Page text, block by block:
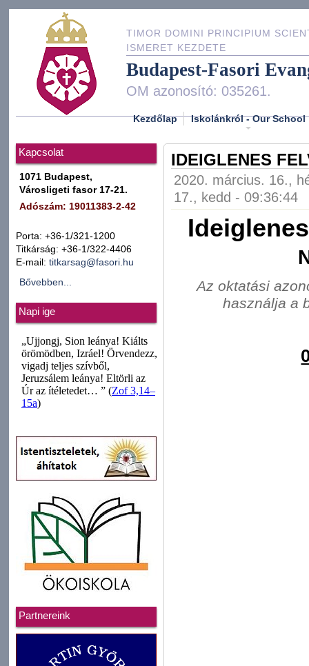
TIMOR DOMINI PRINCIPIUM
ISMERET KEZDETE
Budapest-Fasori
OM azonosító: 035261.
Kezdőlap Iskolánkról - Our School
Kapcsolat
1071 Budapest,
Városligeti fasor 17-21.
Adószám: 19011383-2-42
Porta: +36-1/321-1200
Titkárság: +36-1/322-4406
E-mail: titkarsag@fasori.hu
Bővebben...
Napi ige
Partnereink
IDEIGLENES
2020. március. 16.,
17., kedd - 09:36:44
Az oktatási
használja a